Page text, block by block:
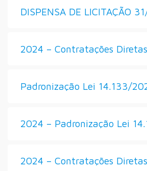
DISPENSA DE LICITAÇÃO
2024 – Contratações
Padronização Lei 14.133/
2024 – Padronização Lei
2024 – Contratações